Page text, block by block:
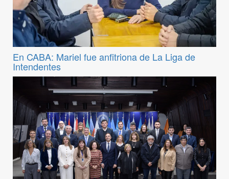
En CABA: Mariel fue anfitriona de La Liga de
Intendentes